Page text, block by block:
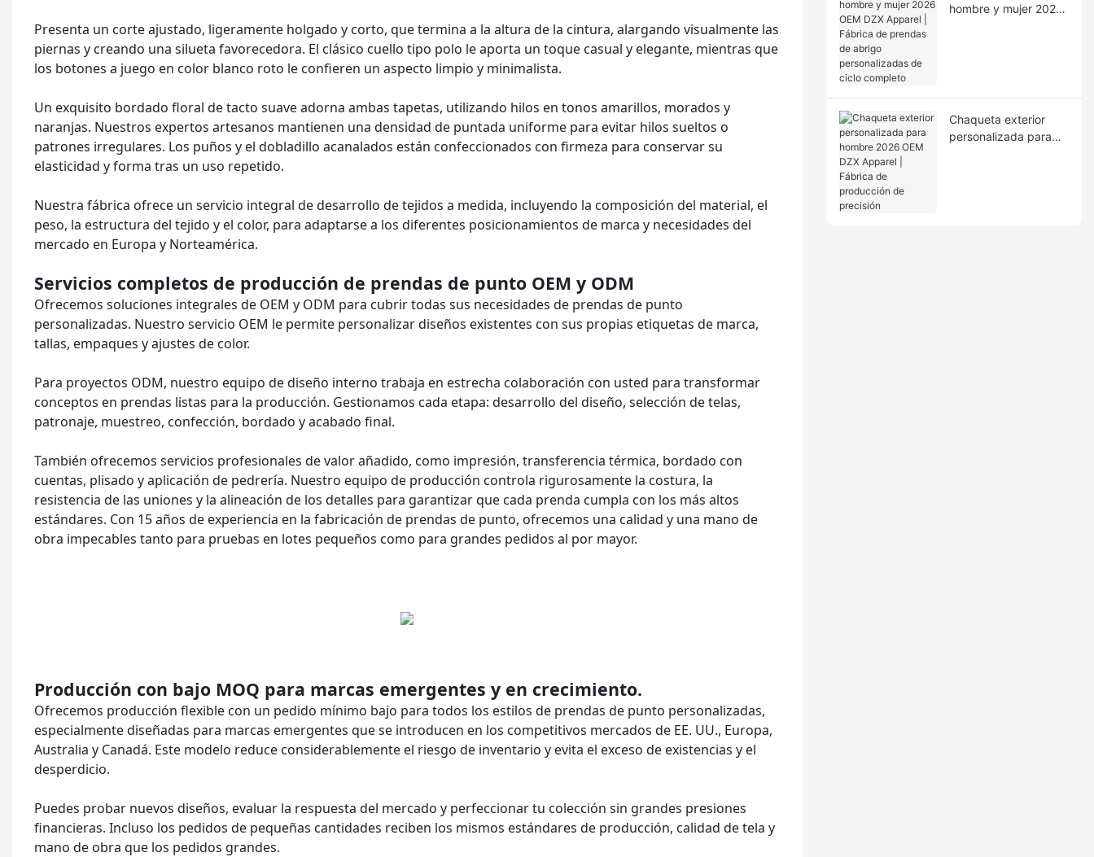
Presenta un corte ajustado, ligeramente holgado y corto, que termina a la altura de la cintura, alargando visualmente las
piernas y creando una silueta favorecedora. El clásico cuello tipo polo le aporta un toque casual y elegante, mientras que
los botones a juego en color blanco roto le confieren un aspecto limpio y minimalista.
Un exquisito bordado floral de tacto suave adorna ambas tapetas, utilizando hilos en tonos amarillos, morados y
naranjas. Nuestros expertos artesanos mantienen una densidad de puntada uniforme para evitar hilos sueltos o
patrones irregulares. Los puños y el dobladillo acanalados están confeccionados con firmeza para conservar su
elasticidad y forma tras un uso repetido.
Nuestra fábrica ofrece un servicio integral de desarrollo de tejidos a medida, incluyendo la composición del material, el
peso, la estructura del tejido y el color, para adaptarse a los diferentes posicionamientos de marca y necesidades del
mercado en Europa y Norteamérica.
Servicios completos de producción de prendas de punto OEM y ODM
Ofrecemos soluciones integrales de OEM y ODM para cubrir todas sus necesidades de prendas de punto
personalizadas. Nuestro servicio OEM le permite personalizar diseños existentes con sus propias etiquetas de marca,
tallas, empaques y ajustes de color.
Para proyectos ODM, nuestro equipo de diseño interno trabaja en estrecha colaboración con usted para transformar
conceptos en prendas listas para la producción. Gestionamos cada etapa: desarrollo del diseño, selección de telas,
patronaje, muestreo, confección, bordado y acabado final.
También ofrecemos servicios profesionales de valor añadido, como impresión, transferencia térmica, bordado con
cuentas, plisado y aplicación de pedrería. Nuestro equipo de producción controla rigurosamente la costura, la
resistencia de las uniones y la alineación de los detalles para garantizar que cada prenda cumpla con los más altos
estándares. Con 15 años de experiencia en la fabricación de prendas de punto, ofrecemos una calidad y una mano de
obra impecables tanto para pruebas en lotes pequeños como para grandes pedidos al por mayor.
Producción con bajo MOQ para marcas emergentes y en crecimiento.
Ofrecemos producción flexible con un pedido mínimo bajo para todos los estilos de prendas de punto personalizadas,
especialmente diseñadas para marcas emergentes que se introducen en los competitivos mercados de EE. UU., Europa,
Australia y Canadá. Este modelo reduce considerablemente el riesgo de inventario y evita el exceso de existencias y el
desperdicio.
Puedes probar nuevos diseños, evaluar la respuesta del mercado y perfeccionar tu colección sin grandes presiones
financieras. Incluso los pedidos de pequeñas cantidades reciben los mismos estándares de producción, calidad de tela y
mano de obra que los pedidos grandes.
hombre y mujer 2026
Chaqueta exterior
personalizada para